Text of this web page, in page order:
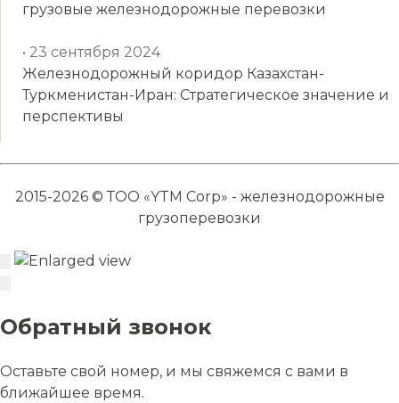
грузовые железнодорожные перевозки
• 23 сентября 2024
Железнодорожный коридор Казахстан-
Туркменистан-Иран: Стратегическое значение и
перспективы
2015-2026 © ТОО «YTM Corp» - железнодорожные
грузоперевозки
Обратный звонок
Оставьте свой номер, и мы свяжемся с вами в
ближайшее время.